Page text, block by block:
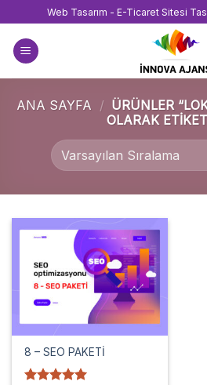
atla
Web Tasarım - E-Ticaret Sitesi
ANA SAYFA / ÜRÜNLER
OLARAK
8 – SEO PAKETİ